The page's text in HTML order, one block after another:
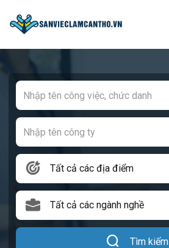
Tất cả các địa điểm
Tất cả các ngành nghề
Tìm kiếm